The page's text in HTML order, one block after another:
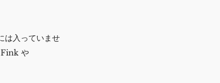
入っていませ
Fink や